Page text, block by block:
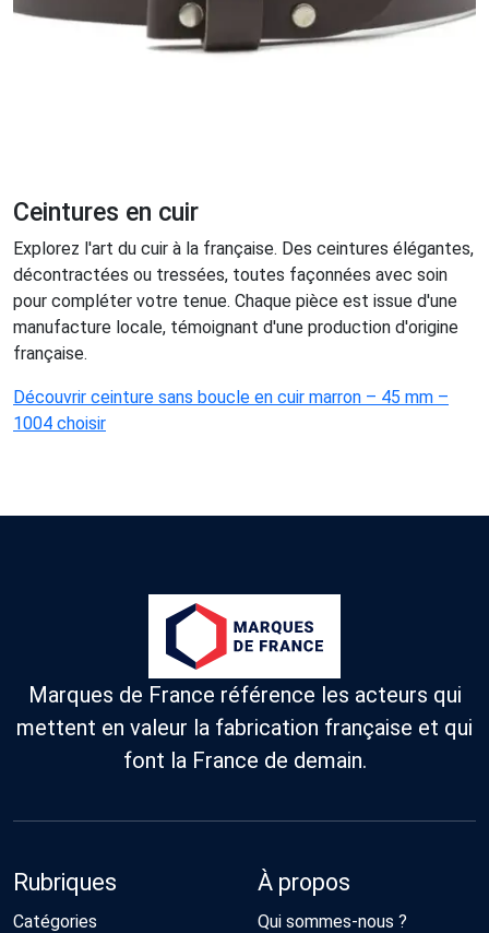
Ceintures en cuir
Explorez l'art du cuir à la française. Des ceintures élégantes,
décontractées ou tressées, toutes façonnées avec soin
pour compléter votre tenue. Chaque pièce est issue d'une
manufacture locale, témoignant d'une production d'origine
française.
Découvrir ceinture sans boucle en cuir marron – 45 mm –
1004 choisir
Marques de France référence les acteurs qui
mettent en valeur la fabrication française et qui
font la France de demain.
Rubriques
Catégories
À propos
Qui sommes-nous ?